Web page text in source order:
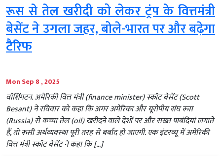
रूस से तेल खरीदी को लेकर ट्रंप के वित्तमंत्री
बेसेंट ने उगला जहर, बोले-भारत पर और बढ़ेगा
टैरिफ
Mon Sep 8 , 2025
वॉशिंगटन. अमेरिकी वित्त मंत्री (finance minister) स्कॉट बेसेंट (Scott
Besant) ने रविवार को कहा कि अगर अमेरिका और यूरोपीय संघ रूस
(Russia) से कच्चा तेल (oil) खरीदने वाले देशों पर और सख्त पाबंदियां लगाते
हैं, तो रूसी अर्थव्यवस्था पूरी तरह से बर्बाद हो जाएगी. एक इंटरव्यू में अमेरिकी
वित्त मंत्री स्कॉट बेसेंट ने कहा कि […]